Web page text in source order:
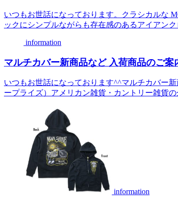
いつもお世話になっております。クラシカルな
ックにシンプルながらも存在感のあるアイアン
information
マルチカバー新商品など 入荷商品のご案
いつもお世話になっております^^マルチカバー
ープライズ）アメリカン雑貨・カントリー雑貨
information